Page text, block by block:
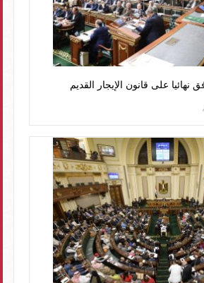
على قانون الإيجار القديم